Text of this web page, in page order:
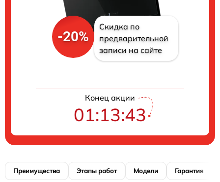
-20%
Скидка по
предварительной
записи на сайте
Конец акции
01:13:42
Преимущества Этапы работ Модели Гарантия